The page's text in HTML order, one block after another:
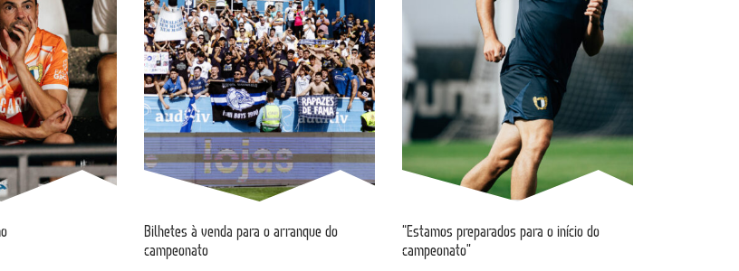
Bilhetes à venda para o arranque do
campeonato
“Estamos preparados para o início do
campeonato”